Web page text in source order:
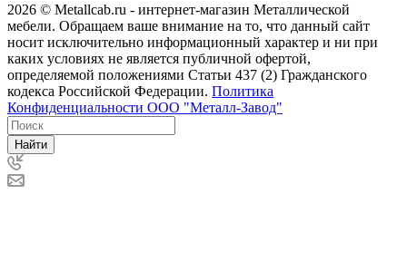
2026 © Metallcab.ru - интернет-магазин Металлической
мебели. Обращаем ваше внимание на то, что данный сайт
носит исключительно информационный характер и ни при
каких условиях не является публичной офертой,
определяемой положениями Статьи 437 (2) Гражданского
кодекса Российской Федерации. Политика
Конфиденциальности ООО "Металл-Завод"
Найти